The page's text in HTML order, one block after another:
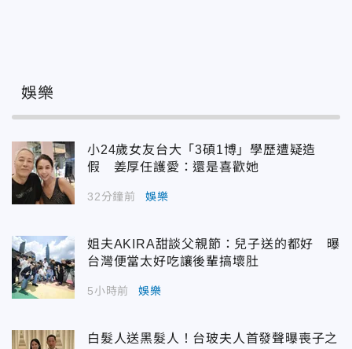
娛樂
小24歲女友台大「3碩1博」學歷遭疑造
假 姜厚任護愛：還是喜歡她
32分鐘前 娛樂
姐夫AKIRA甜談父親節：兒子送的都好 曝
台灣便當太好吃讓後輩搞壞肚
5小時前 娛樂
白髮人送黑髮人！台玻夫人首發聲曝喪子之